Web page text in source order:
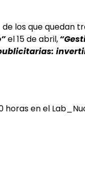
los que quedan
el 15 de abril,
horas en el